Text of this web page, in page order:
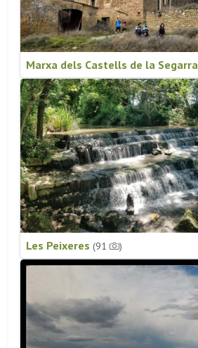
Marxa dels Castells de la Segarra
Les Peixeres (91 )